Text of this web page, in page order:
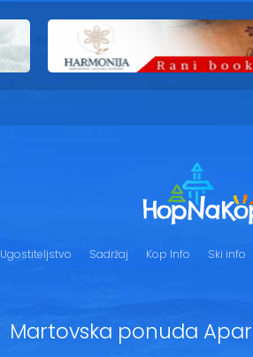
Ugostiteljstvo Sadržaj Kop Info Ski info
Martovska ponuda